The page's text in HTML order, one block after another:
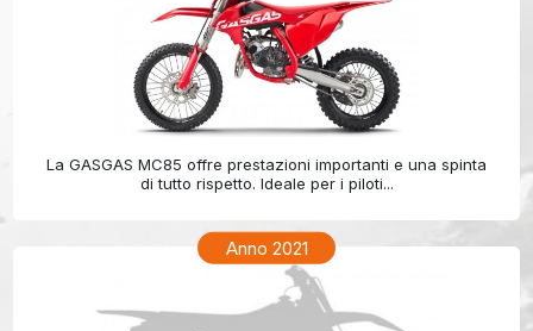
La GASGAS MC85 offre prestazioni importanti e una spinta
di tutto rispetto. Ideale per i piloti...
Anno 2021